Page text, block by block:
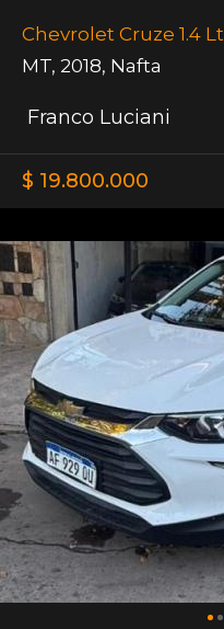
Chevrolet Cruze 1.4 Lt
MT, 2018, Nafta
Franco Luciani
$ 19.800.000